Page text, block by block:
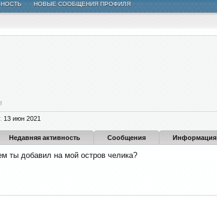
13 июн 2021
Недавняя активность Сообщения Информация
ты добавил на мой остров челика?
НОВЫЕ СООБЩЕНИЯ ПРОФИЛЯ